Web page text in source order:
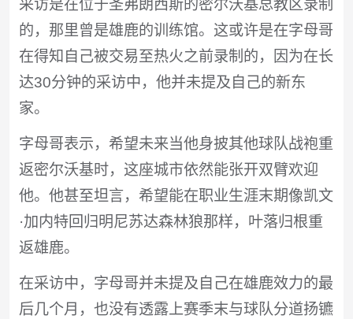
采访是在位于圣弗朗西斯的密尔沃基总教区录制
的，那里曾是雄鹿的训练馆。这或许是在字母哥
在得知自己被交易至热火之前录制的，因为在长
达30分钟的采访中，他并未提及自己的新东
家。
字母哥表示，希望未来当他身披其他球队战袍重
返密尔沃基时，这座城市依然能张开双臂欢迎
他。他甚至坦言，希望能在职业生涯末期像凯文
·加内特回归明尼苏达森林狼那样，叶落归根重
返雄鹿。
在采访中，字母哥并未提及自己在雄鹿效力的最
后几个月，也没有透露上赛季末与球队分道扬镳